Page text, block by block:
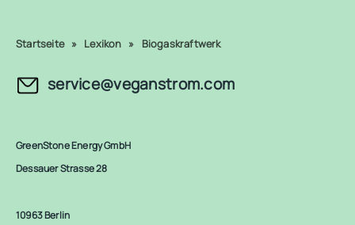
Startseite » Lexikon » Biogaskraftwerk
service@veganstrom.com
GreenStone Energy GmbH
Dessauer Strasse 28
10963 Berlin